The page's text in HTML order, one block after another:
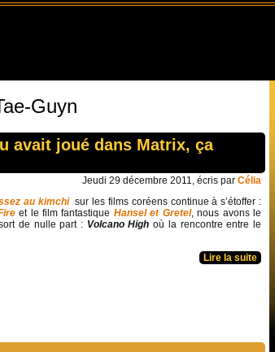
Guyn
avait joué dans Matrix, ça
Jeudi 29 décembre 2011, écris par Célia
au kimchisur les films coréens continue à s’étoffer :
et le film fantastique Hansel et Gretel, nous avons le
de nulle part : Volcano High où la rencontre entre le
Lire la suite